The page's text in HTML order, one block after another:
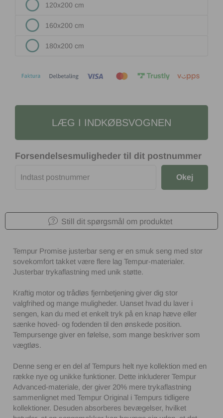
Tempur Promise justerbar seng er en smuk seng med stor
sovekomfort takket være flere lag Tempur-materialer.
Justerbar trykaflastning med unik støtte.
Kraftig motor og trådløs fjernbetjening giver dig stor
valgfrihed og mange muligheder. Uanset hvad du laver i
sengen, kan du med et enkelt tryk på en knap hæve eller
sænke hoved- og fodenden til den ønskede position.
Tempursenge giver en følelse, som mange beskriver som
vægtløs.
Denne seng er en del af Tempurs helt nye kollektion med en
række nye og unikke funktioner. Dette inkluderer Tempur
Advanced-materiale, der giver 20% mere trykaflastning
sammenlignet med Tempur Original i Tempurs tidligere
kollektioner. Desuden absorberes bevægelser, hvilket
120x200 cm
160x200 cm
180x200 cm
LÆG I INDKØBSVOGNEN
Forsendelsesmuligheder til dit postnummer
Okej
Still dit spørgsmål om produktet